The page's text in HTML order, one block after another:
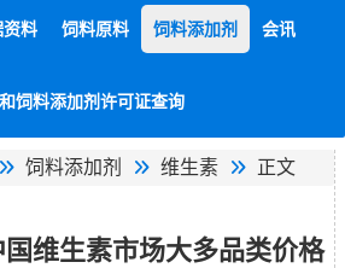
资料 饲料原料 饲料添加剂 会讯
饲料添加剂许可证查询
饲料添加剂 维生素 正文
维生素市场大多品类价格